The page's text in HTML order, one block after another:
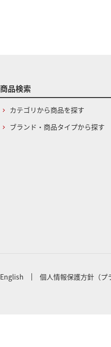
商品検索
カテゴリから商品を探す
ブランド・商品タイプから探す
English 個人情報保護方針（プ